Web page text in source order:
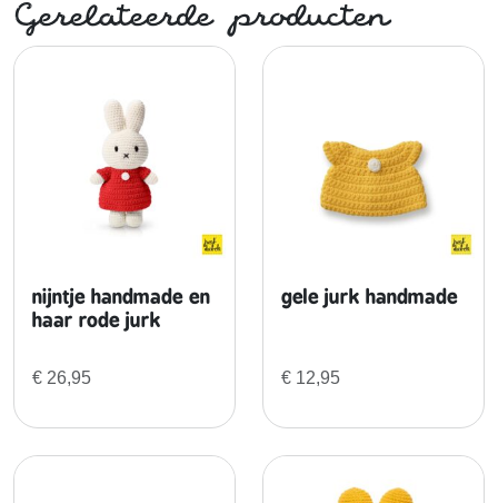
a
d
r
Gerelateerde producten
nijntje handmade en
haar rode jurk
€ 26,95
gele jurk handmade
€ 12,95